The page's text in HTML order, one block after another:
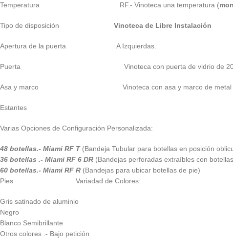
Temperatura RF.- Vinoteca una temperatura (
Tipo de disposición Vinoteca de Libre Instalación
Apertura de la puerta A Izquierdas.
Puerta Vinoteca con puerta de vidrio de 20 mm
Asa y marco Vinoteca con asa y marco de metal
Estantes
Varias Opciones de Configuración Personalizada:
48 botellas.- Miami RF T(Bandeja Tubular para botellas en posición
36 botellas .- Miami RF 6 DR (Bandejas perforadas extraíbles con
60 botellas.- Miami RF R (Bandejas para ubicar botellas de pie)
Pies Variadad de Colores:
Gris satinado de aluminio
Negro
Blanco Semibrillante
Otros colores .- Bajo petición